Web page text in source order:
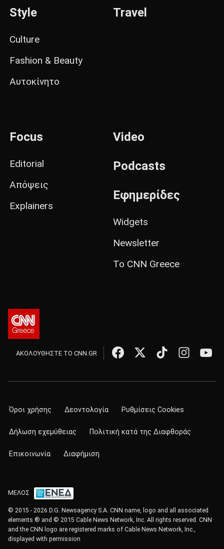
Style
Culture
Fashion & Beauty
Αυτοκίνητο
Travel
Focus
Editorial
Απόψεις
Explainers
Video
Podcasts
Εφημερίδες
Widgets
Newsletter
Το CNN Greece
ΑΚΟΛΟΥΘΗΣΤΕ ΤΟ CNN.GR
Όροι χρήσης Δεοντολογία Ρυθμίσεις Cookies
Δήλωση εχεμύθειας Πολιτική κατά της Διαφθοράς
Επικοινωνία Διαφήμιση
ΜΕΛΟΣ
© 2015 - 2026 D.G. Newsagency S.A. CNN name, logo and all associated
elements ® and © 2015 Cable News Network, Inc. All rights reserved. CNN
and the CNN logo are registered marks of Cable News Network, Inc.,
displayed with permission